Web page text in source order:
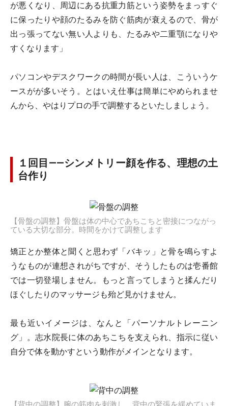
が悪くなり、周辺にある抗重力筋という姿勢をまっすぐ
に保ったりや顔のたるみを防ぐ筋肉が衰えるので、骨が
出っ張ってない無い人よりも、たるみや二重顎になりや
すくなります」
パソコンやデスクワークの時間が長い人は、こういうケ
ースがが多いそう。とはいえ仕事は簡単にやめられませ
んから、やはりプロの手で調整するといたしましょう。
１回目――シンメトリー顔を作る、理想の土
台作り
【骨盤の調整】骨盤は体の中心であちこちと密接につながっ
ている大切な部分。時間をかけて調整します
矯正とか整体と聞くと思わず「バキッ」と骨を鳴らすよ
うなものが連想されがちですが、そうしたものは壱番館
では一切登場しません。もっと言ってしまうと揉んだり
ほぐしたりのマッサージも殆ど見かけません。
最も近いイメージは、なんと「パーソナルトレーニン
グ」。志水院長に体のあちこちを支えられ、指示に従い
自分で体を動かすという動作がメインとなります。